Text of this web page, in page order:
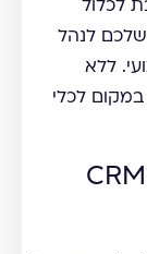
לכלול
לנהל
ללא
לכלי
תכונות הכרחיות במערכת CRM